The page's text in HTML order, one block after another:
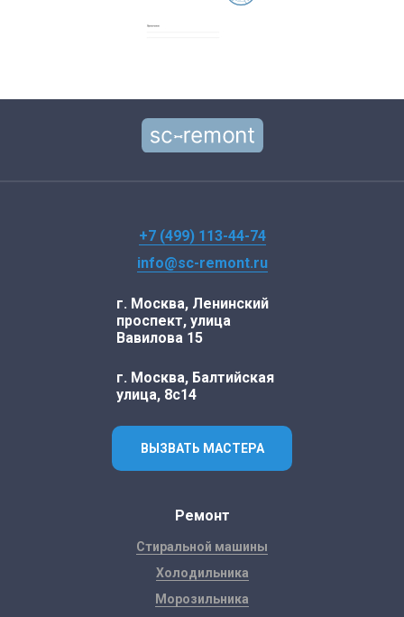
+7 (499) 113-44-74
info@sc-remont.ru
г. Москва, Ленинский
проспект, улица
Вавилова 15
г. Москва, Балтийская
улица, 8с14
ВЫЗВАТЬ МАСТЕРА
Ремонт
Стиральной машины
Холодильника
Морозильника